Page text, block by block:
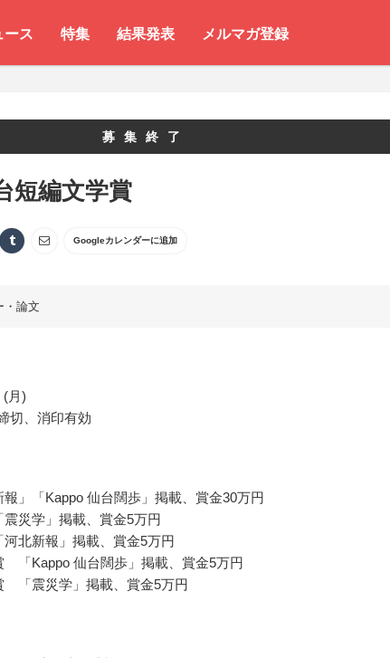
ース 特集 結果発表 メルマガ登録
募集終了
短編文学賞
Googleカレンダーに追加
・論文
(月)
切、消印有効
」「Kappo 仙台闊歩」掲載、賞金30万円
災学」掲載、賞金5万円
北新報」掲載、賞金5万円
「Kappo 仙台闊歩」掲載、賞金5万円
「震災学」掲載、賞金5万円